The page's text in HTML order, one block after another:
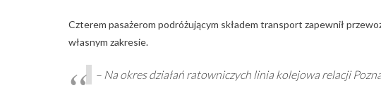
Czterem pasażerom podróżującym składem transport zapewnił
własnym zakresie.
– Na okres działań ratowniczych linia kolejowa relacji